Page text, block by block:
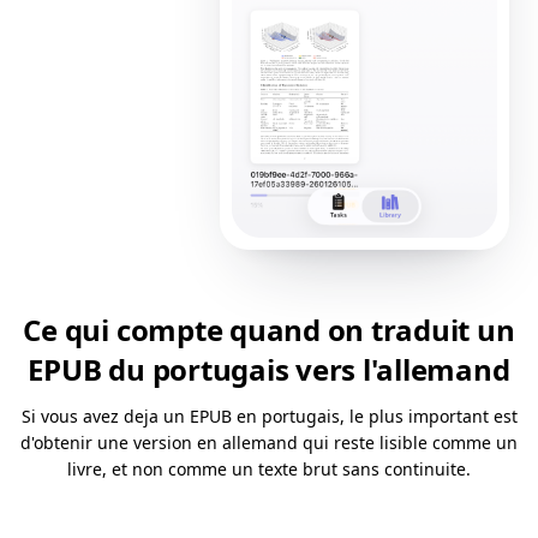
Ce qui compte quand on traduit un
EPUB du portugais vers l'allemand
Si vous avez deja un EPUB en portugais, le plus important est
d'obtenir une version en allemand qui reste lisible comme un
livre, et non comme un texte brut sans continuite.